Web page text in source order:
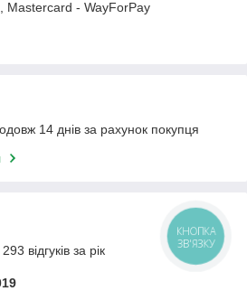
Mastercard - WayForPay
14 днів за рахунок покупця
відгуків за рік
КНОПКА
ЗВ'ЯЗКУ